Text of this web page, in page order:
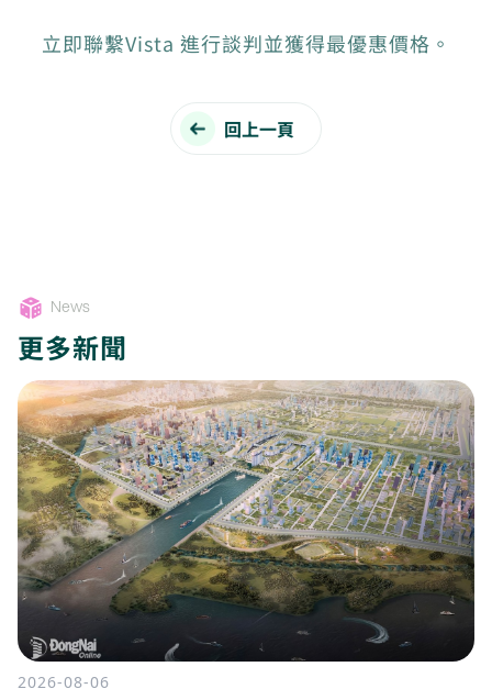
立即聯繫Vista 進行談判並獲得最優惠價格。
回上一頁
News
更多新聞
2026-08-06